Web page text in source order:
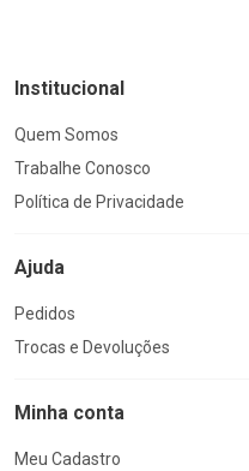
Institucional
Quem Somos
Trabalhe Conosco
Política de Privacidade
Ajuda
Pedidos
Trocas e Devoluções
Minha conta
Meu Cadastro